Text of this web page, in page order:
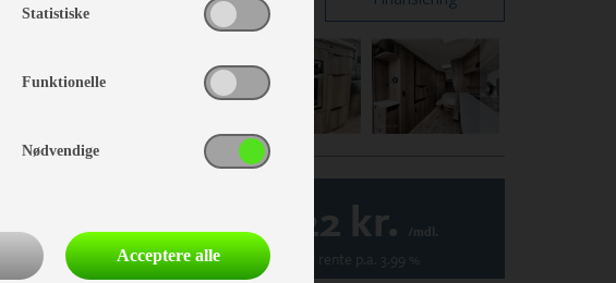
3.322 kr. /mdl.
Variabel rente p.a. 3.99 %
Alufælge
Statistiske
Funktionelle
Nødvendige
Acceptere alle